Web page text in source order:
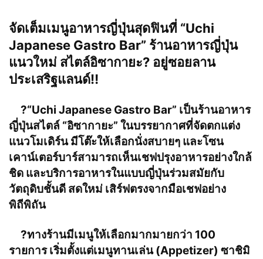
จัดเต็มเมนูอาหารญี่ปุ่นสุดฟินที่ “Uchi
Japanese Gastro Bar” ร้านอาหารญี่ปุ่น
แนวใหม่ สไตล์อิซากายะ? อยู่ซอยลาน
ประเสริฐแลนด์‼️
?“Uchi Japanese Gastro Bar” เป็นร้านอาหาร
ญี่ปุ่นสไตล์ “อิซากายะ” ในบรรยากาศที่จัดตกแต่ง
แนวโมเดิร์น มีโต๊ะให้เลือกนั่งสบายๆ และโซน
เคาน์เตอร์บาร์สามารถเห็นเชฟปรุงอาหารอย่างใกล้
ชิด และบริการอาหารในแบบญี่ปุ่นร่วมสมัยกับ
วัตถุดิบชั้นดี สดใหม่ เสิร์ฟตรงจากมือเชฟอย่าง
พิถีพิถัน
?ทางร้านมีเมนูให้เลือกมากมายกว่า 100
รายการ เริ่มตั้งแต่เมนูทานเล่น (Appetizer) ซาชิมิ